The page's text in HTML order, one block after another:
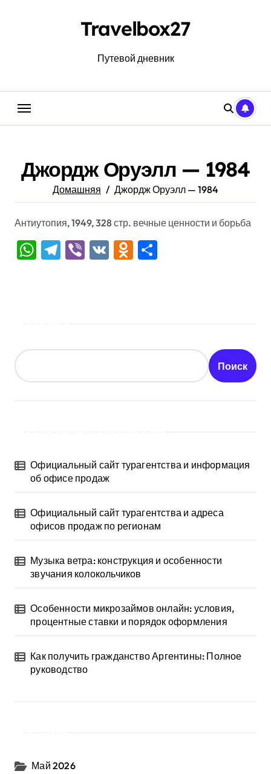
Travelbox27
Путевой дневник
Джордж Оруэлл — 1984
Домашняя Джордж Оруэлл — 1984
Антиутопия, 1949, 328 стр. вечные ценности и борьба
WhatsApp
Telegram
Viber
VK Odnoklassniki
Поиск
Официальный сайт турагентства и информация
об офисе продаж
Официальный сайт турагентства и адреса
офисов продаж по регионам
Музыка ветра: конструкция и особенности
звучания колокольчиков
Особенности микрозаймов онлайн: условия,
процентные ставки и порядок оформления
Как получить гражданство Аргентины: Полное
руководство
Май 2026